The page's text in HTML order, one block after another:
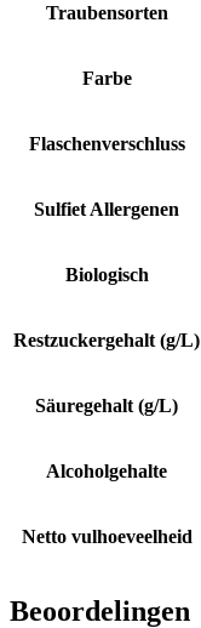
Traubensorten
Farbe
Flaschenverschluss
Sulfiet Allergenen
Biologisch
Restzuckergehalt (g/L)
Säuregehalt (g/L)
Alcoholgehalte
Netto vulhoeveelheid
Beoordelingen